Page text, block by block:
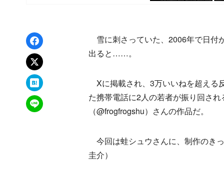
Facebookでシェア
xでポスト
はてなブックマーク
LINEで送る
雪に刺さっていた、2006年で日付
出ると……。
Xに掲載され、3万いいねを超える
た携帯電話に2人の若者が振り回さ
（@frogfrogshu）さんの作品だ。
今回は蛙シュウさんに、制作のき
圭介）